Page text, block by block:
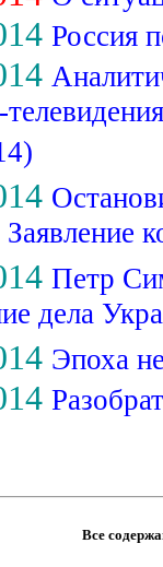
Россия
Петр
дела
Эпоха
Все